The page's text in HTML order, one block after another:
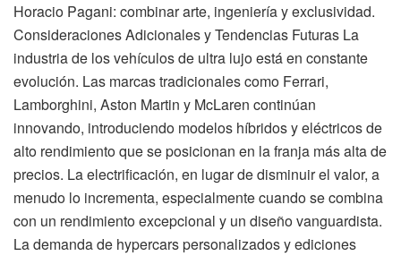
Horacio Pagani: combinar arte, ingeniería y exclusividad.
Consideraciones Adicionales y Tendencias Futuras La
industria de los vehículos de ultra lujo está en constante
evolución. Las marcas tradicionales como Ferrari,
Lamborghini, Aston Martin y McLaren continúan
innovando, introduciendo modelos híbridos y eléctricos de
alto rendimiento que se posicionan en la franja más alta de
precios. La electrificación, en lugar de disminuir el valor, a
menudo lo incrementa, especialmente cuando se combina
con un rendimiento excepcional y un diseño vanguardista.
La demanda de hypercars personalizados y ediciones